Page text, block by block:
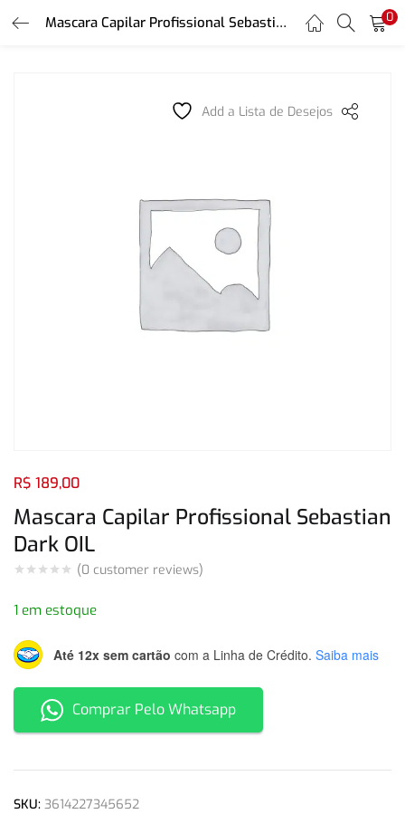
Mascara Capilar Profissional Sebastian Dark OIL 0
Add a Lista de Desejos
Mascara Capilar Profissional Sebastian
Dark OIL
(0 customer reviews)
R$ 189,00
1 em estoque
Até 12x sem cartão com a Linha de Crédito. Saiba mais
Comprar Pelo Whatsapp
SKU: 3614227345652
LOGIN REGISTER
Login
Login comFacebook